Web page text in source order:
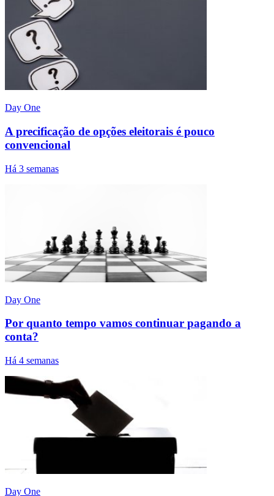
Day One
A precificação de opções eleitorais é pouco
convencional
Há 3 semanas
Day One
Por quanto tempo vamos continuar pagando a
conta?
Há 4 semanas
Day One